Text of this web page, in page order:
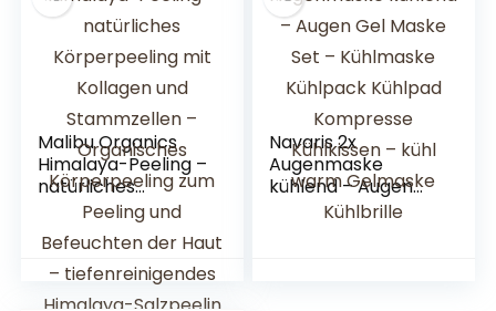
Malibu Organics
Himalaya-Peeling –
natürliches
Körperpeeling mit
Kollagen und
Stammzellen –
Organisches
Körperpeeling zum
Navaris 2x
Augenmaske
kühlend – Augen
Gel Maske Set –